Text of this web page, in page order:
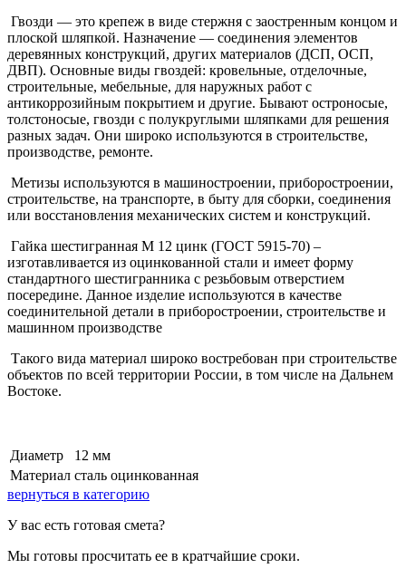
Гвозди — это крепеж в виде стержня с заостренным концом и
плоской шляпкой. Назначение — соединения элементов
деревянных конструкций, других материалов (ДСП, ОСП,
ДВП). Основные виды гвоздей: кровельные, отделочные,
строительные, мебельные, для наружных работ с
антикоррозийным покрытием и другие. Бывают остроносые,
толстоносые, гвозди с полукруглыми шляпками для решения
разных задач. Они широко используются в строительстве,
производстве, ремонте.
Метизы используются в машиностроении, приборостроении,
строительстве, на транспорте, в быту для сборки, соединения
или восстановления механических систем и конструкций.
Гайка шестигранная М 12 цинк (ГОСТ 5915-70) –
изготавливается из оцинкованной стали и имеет форму
стандартного шестигранника с резьбовым отверстием
посередине. Данное изделие используются в качестве
соединительной детали в приборостроении, строительстве и
машинном производстве
Такого вида материал широко востребован при строительстве
объектов по всей территории России, в том числе на Дальнем
Востоке.
Диаметр
12 мм
Материал сталь оцинкованная
вернуться в категорию
У вас есть готовая смета?
Мы готовы просчитать ее в кратчайшие сроки.